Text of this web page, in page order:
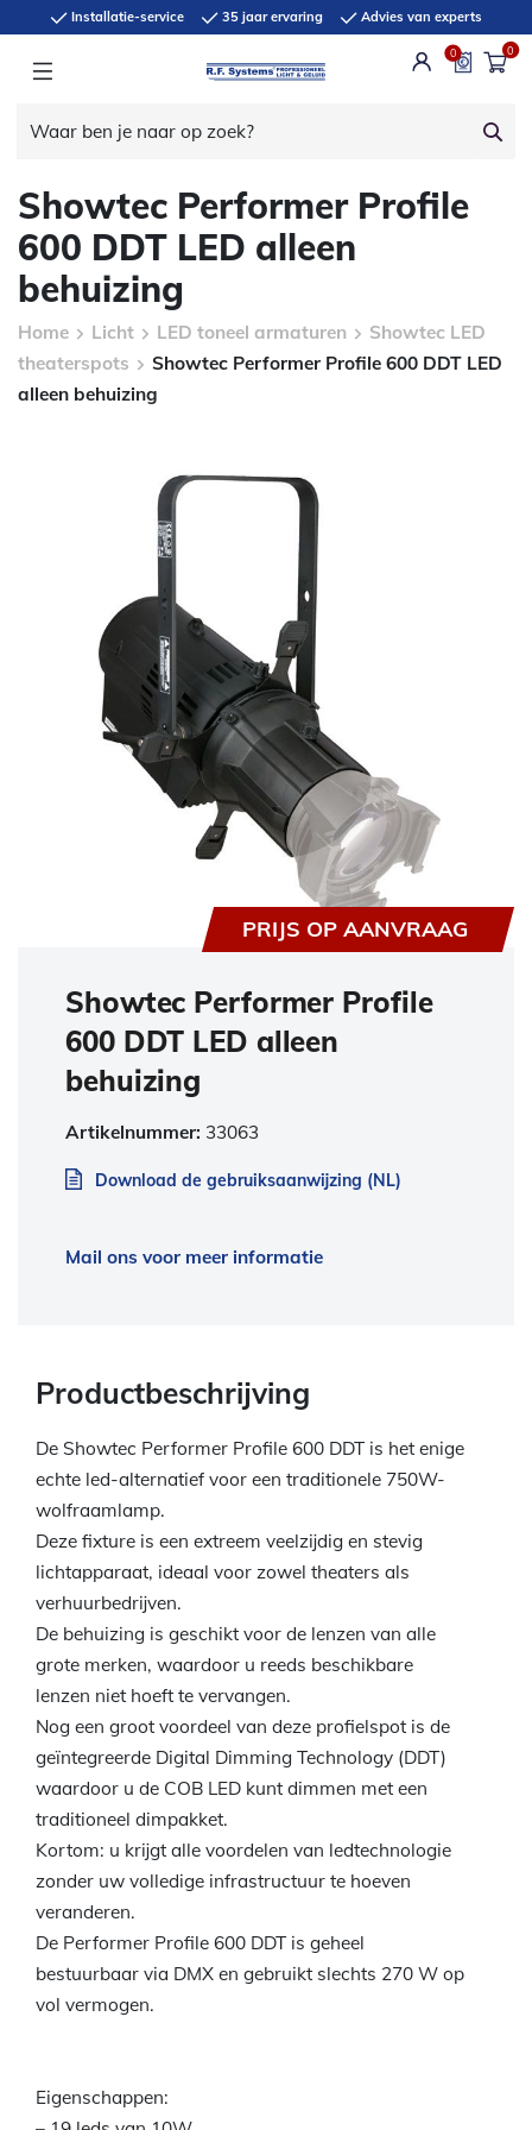
Installatie-service 35 jaar ervaring Advies van experts
0 0
Showtec Performer Profile
600 DDT LED alleen
behuizing
Home Licht LED toneel armaturen
Showtec LED
theaterspots
Showtec Performer Profile 600 DDT LED
alleen behuizing
PRIJS OP AANVRAAG
Showtec Performer Profile
600 DDT LED alleen
behuizing
Artikelnummer: 33063
Download de gebruiksaanwijzing (NL)
Mail ons voor meer informatie
Productbeschrijving
De Showtec Performer Profile 600 DDT is het enige
echte led-alternatief voor een traditionele 750W-
wolfraamlamp.
Deze fixture is een extreem veelzijdig en stevig
lichtapparaat, ideaal voor zowel theaters als
verhuurbedrijven.
De behuizing is geschikt voor de lenzen van alle
grote merken, waardoor u reeds beschikbare
lenzen niet hoeft te vervangen.
Nog een groot voordeel van deze profielspot is de
geïntegreerde Digital Dimming Technology (DDT)
waardoor u de COB LED kunt dimmen met een
traditioneel dimpakket.
Kortom: u krijgt alle voordelen van ledtechnologie
zonder uw volledige infrastructuur te hoeven
veranderen.
De Performer Profile 600 DDT is geheel
bestuurbaar via DMX en gebruikt slechts 270 W op
vol vermogen.
Eigenschappen: